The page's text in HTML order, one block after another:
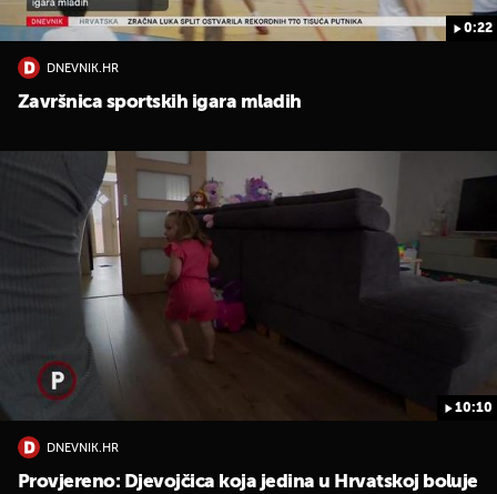
0:22
DNEVNIK.HR
Završnica sportskih igara mladih
10:10
DNEVNIK.HR
Provjereno: Djevojčica koja jedina u Hrvatskoj boluje